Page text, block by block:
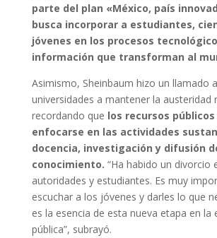
parte del plan «México, país
busca incorporar a estudiantes,
jóvenes en los procesos
información que transforman al
Asimismo, Sheinbaum hizo un llamado
universidades a mantener la austeridad
recordando que los recursos públicos
enfocarse en las actividades
docencia, investigación y difusión
conocimiento. “Ha habido un divorcio
autoridades y estudiantes. Es muy
escuchar a los jóvenes y darles lo que
es la esencia de esta nueva etapa en la
pública”, subrayó.